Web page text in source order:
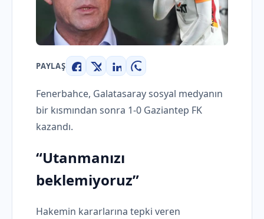
PAYLAŞ
Facebook
X LinkedInWhatsApp
Fenerbahce, Galatasaray sosyal medyanın
bir kısmından sonra 1-0 Gaziantep FK
kazandı.
“Utanmanızı
beklemiyoruz”
Hakemin kararlarına tepki veren